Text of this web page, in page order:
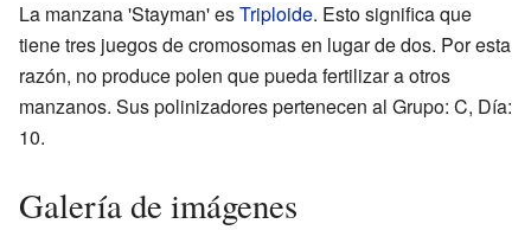
La manzana 'Stayman' esTriploide. Esto significa que
tiene tres juegos de cromosomas en lugar de dos. Por esta
razón, no produce polen que pueda fertilizar a otros
manzanos. Sus polinizadores pertenecen al Grupo: C, Día:
10.
Galería de imágenes